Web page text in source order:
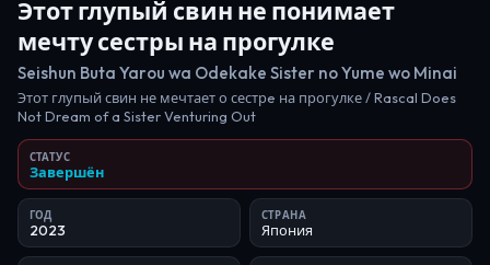
Этот глупый свин не понимает
мечту сестры на прогулке
Seishun Buta Yarou wa Odekake Sister no Yume wo Minai
Этот глупый свин не мечтает о сестрe на прогулке / Rascal Does
Not Dream of a Sister Venturing Out
СТАТУС
Завершён
ГОД
2023
СТРАНА
Япония